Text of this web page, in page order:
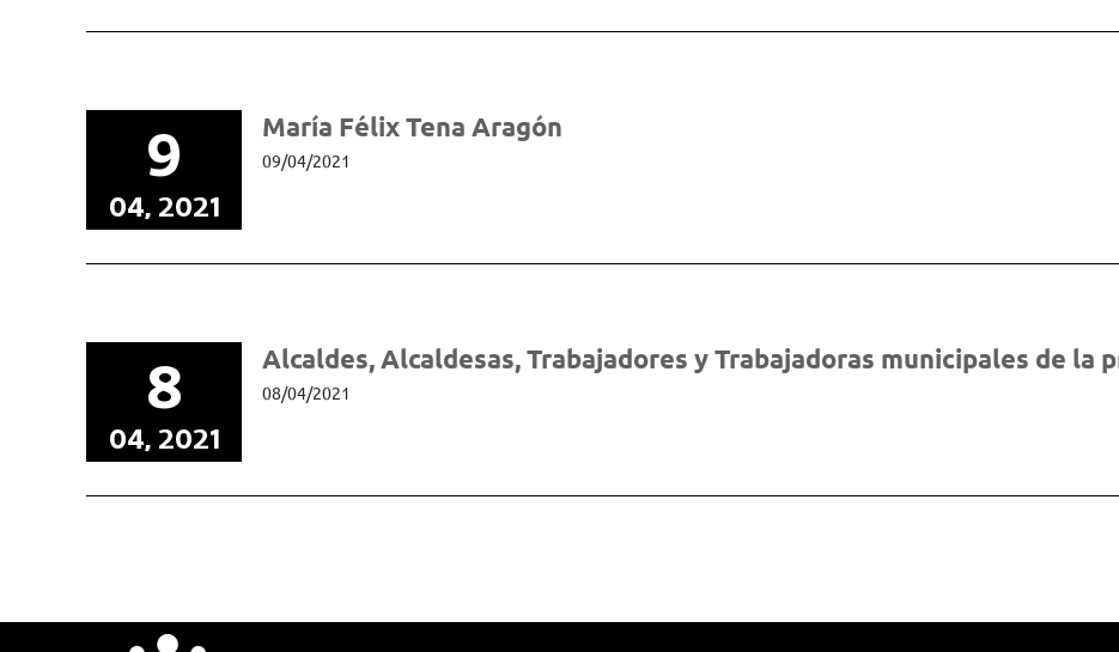
9
04, 2021
María Félix Tena Aragón
09/04/2021
8
04, 2021
Alcaldes, Alcaldesas, Trabajadores y Trabajadoras municipales de la
08/04/2021